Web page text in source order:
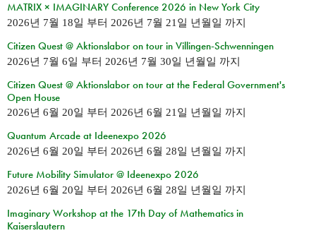
MATRIX × IMAGINARY Conference 2026 in New York City
2026년 7월 18일 부터 2026년 7월 21일 년월일 까지
Citizen Quest @ Aktionslabor on tour in Villingen-Schwenningen
2026년 7월 6일 부터 2026년 7월 30일 년월일 까지
Citizen Quest @ Aktionslabor on tour at the Federal Government's
Open House
2026년 6월 20일 부터 2026년 6월 21일 년월일 까지
Quantum Arcade at Ideenexpo 2026
2026년 6월 20일 부터 2026년 6월 28일 년월일 까지
Future Mobility Simulator @ Ideenexpo 2026
2026년 6월 20일 부터 2026년 6월 28일 년월일 까지
Imaginary Workshop at the 17th Day of Mathematics in
Kaiserslautern